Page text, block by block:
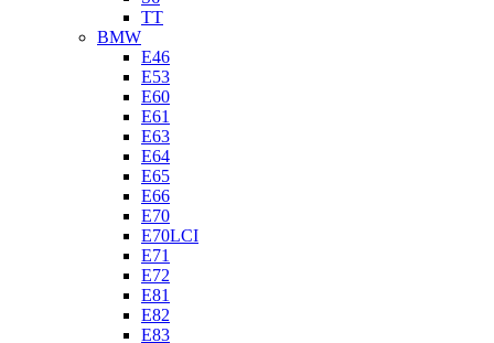
TT
BMW
E46
E53
E60
E61
E63
E64
E65
E66
E70
E70LCI
E71
E72
E81
E82
E83